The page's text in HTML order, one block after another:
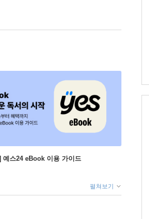
예스24 eBook 이용 가이드
펼쳐보기